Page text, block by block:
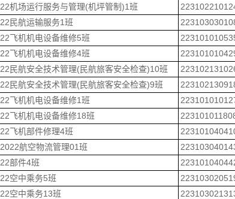
22机场运行服务与管理(机坪管制)1班
22民航运输服务1班
22飞机机电设备维修5班
22飞机机电设备维修4班
22民航安全技术管理(民航旅客安全检查)10班
22民航安全技术管理(民航旅客安全检查)9班
22飞机机电设备维修1班
22飞机机电设备维修18班
22飞机部件修理4班
2022航空物流管理01班
22部件4班
22空中乘务5班
22空中乘务13班